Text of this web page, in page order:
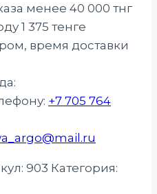
менее 40 000 тнг
1 375 тенге
время доставки
+7 705 764
903 Категория: